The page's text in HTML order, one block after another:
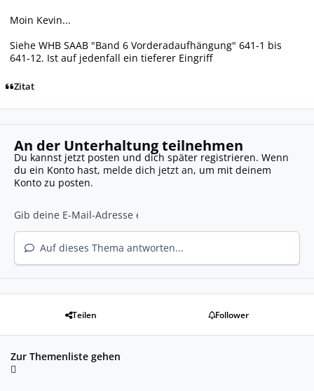
Moin Kevin...
Siehe WHB SAAB "Band 6 Vorderadaufhängung" 641-1 bis
641-12. Ist auf jedenfall ein tieferer Eingriff
Zitat
An der Unterhaltung teilnehmen
Du kannst jetzt posten und dich später registrieren. Wenn
du ein Konto hast, melde dich jetzt an, um mit deinem
Konto zu posten.
Auf dieses Thema antworten...
Teilen Follower
Zur Themenliste gehen